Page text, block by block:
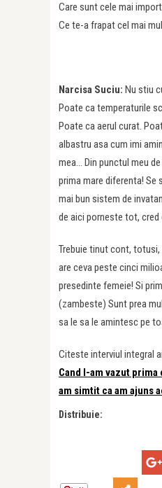
Care sunt cele mai
Ce te-a frapat cel mai
Narcisa Suciu: Nu stiu
Poate ca temperaturile
Poate ca aerul curat.
albastru asa cum imi
mea… Din punctul meu
prima mare diferenta! Se
mai bun sistem de
de aici porneste tot,
Trebuie tinut cont,
are ceva peste cinci
presedinte femeie! Si
(zambeste) Sunt prea
sa le sa le amintesc pe
Citeste interviul integral
Cand l-am vazut prima
am simtit ca am ajuns
Distribuie: